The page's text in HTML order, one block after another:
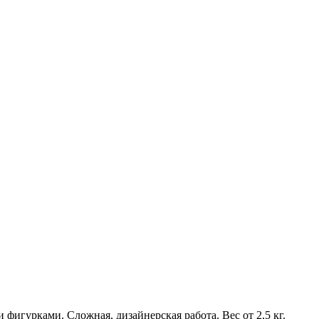
Сложная, дизайнерская работа. Вес от 2,5 кг.